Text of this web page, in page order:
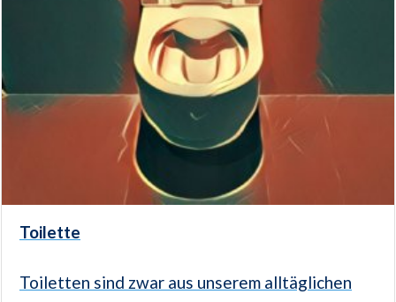
Toilette
Toiletten sind zwar aus unserem alltäglichen